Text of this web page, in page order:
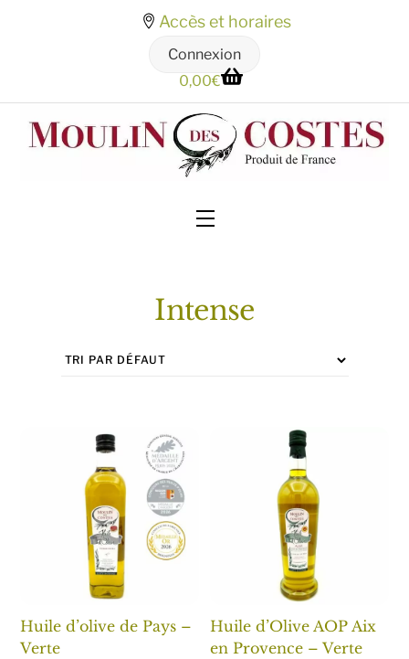
Accès et horaires
Connexion
0,00€
Menu
Intense
Huile d’olive de Pays –
Verte
Huile d’Olive AOP Aix
en Provence – Verte